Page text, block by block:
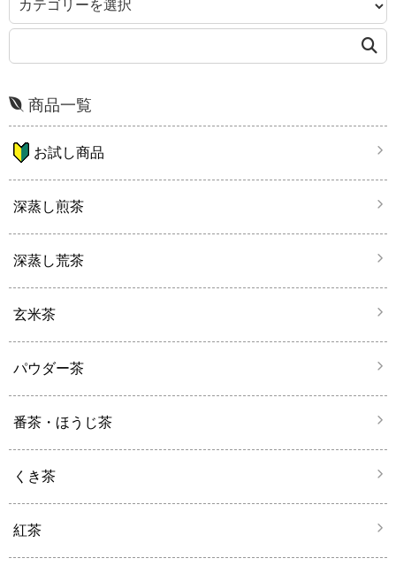
商品一覧
お試し商品
深蒸し煎茶
深蒸し荒茶
玄米茶
パウダー茶
番茶・ほうじ茶
くき茶
紅茶